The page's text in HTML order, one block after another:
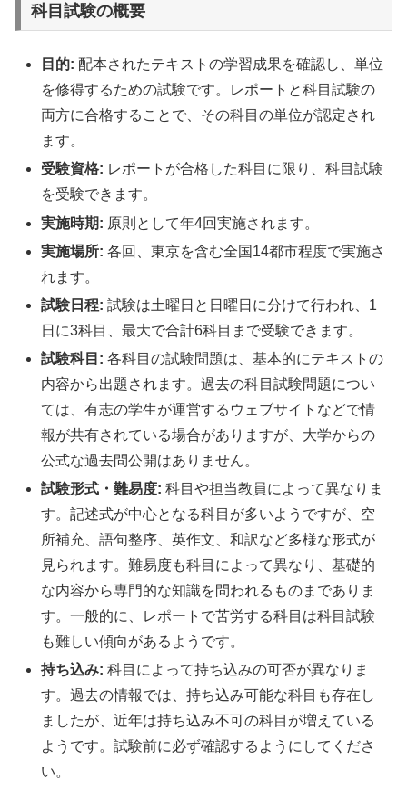
科目試験の概要
目的: 配本されたテキストの学習成果を確認し、単位
を修得するための試験です。レポートと科目試験の
両方に合格することで、その科目の単位が認定され
ます。
受験資格: レポートが合格した科目に限り、科目試験
を受験できます。
実施時期: 原則として年4回実施されます。
実施場所: 各回、東京を含む全国14都市程度で実施さ
れます。
試験日程: 試験は土曜日と日曜日に分けて行われ、1
日に3科目、最大で合計6科目まで受験できます。
試験科目: 各科目の試験問題は、基本的にテキストの
内容から出題されます。過去の科目試験問題につい
ては、有志の学生が運営するウェブサイトなどで情
報が共有されている場合がありますが、大学からの
公式な過去問公開はありません。
試験形式・難易度: 科目や担当教員によって異なりま
す。記述式が中心となる科目が多いようですが、空
所補充、語句整序、英作文、和訳など多様な形式が
見られます。難易度も科目によって異なり、基礎的
な内容から専門的な知識を問われるものまでありま
す。一般的に、レポートで苦労する科目は科目試験
も難しい傾向があるようです。
持ち込み: 科目によって持ち込みの可否が異なりま
す。過去の情報では、持ち込み可能な科目も存在し
ましたが、近年は持ち込み不可の科目が増えている
ようです。試験前に必ず確認するようにしてくださ
い。